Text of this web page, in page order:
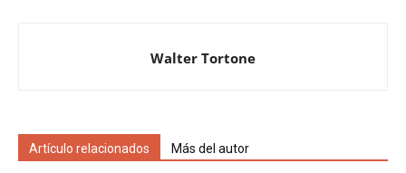
Walter Tortone
Artículo relacionados Más del autor